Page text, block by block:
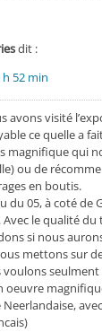
dit :
h 52 min
avons visité
ce quelle a
magnifique qui
ou de
en boutis.
du 05, à coté de
le qualité du
si nous
mettons sur
voulons
oeuvre
Neerlandaise,